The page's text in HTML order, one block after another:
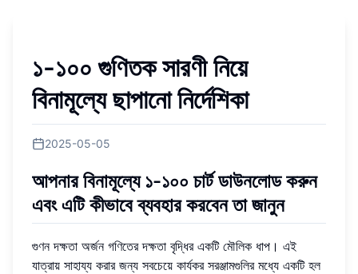
১-১০০ গুণিতক সারণী নিয়ে
বিনামূল্যে ছাপানো নির্দেশিকা
2025-05-05
আপনার বিনামূল্যে ১-১০০ চার্ট ডাউনলোড করুন
এবং এটি কীভাবে ব্যবহার করবেন তা জানুন
গুণন দক্ষতা অর্জন গণিতের দক্ষতা বৃদ্ধির একটি মৌলিক ধাপ। এই
যাত্রায় সাহায্য করার জন্য সবচেয়ে কার্যকর সরঞ্জামগুলির মধ্যে একটি হল